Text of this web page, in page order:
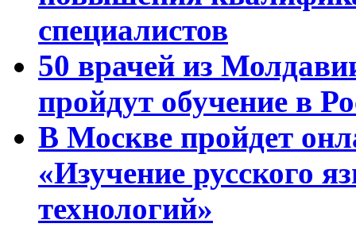
специалистов
50 врачей из
пройдут обучение в
В Москве пройдет
«Изучение русского
технологий»